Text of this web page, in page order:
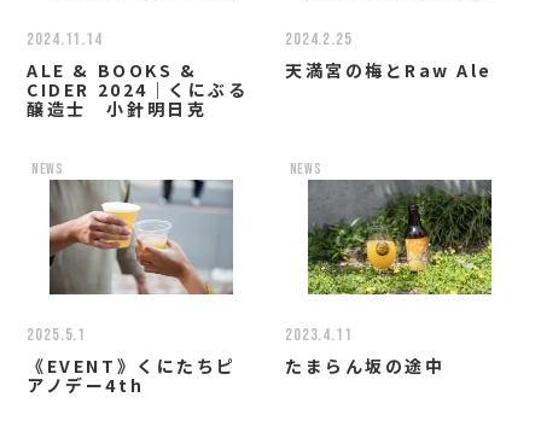
2024.11.14
ALE & BOOKS &
CIDER 2024｜くにぶる
醸造士 小針明日克
2024.2.25
天満宮の梅とRaw Ale
news
2025.5.1
《EVENT》くにたちピ
アノデー4th
news
2023.4.11
たまらん坂の途中